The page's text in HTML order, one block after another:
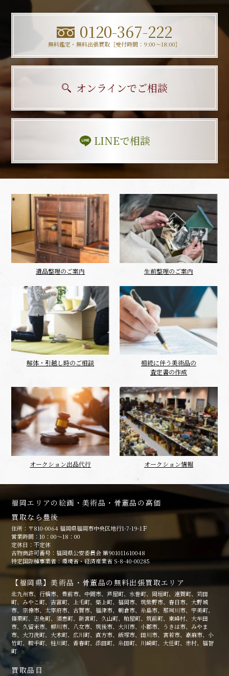
0120-367-222
無料鑑定・無料出張買取［受付時間：9:00〜18:00］
オンラインでご相談
LINEで相談
遺品整理のご案内 生前整理のご案内
解体・引越し時のご相談
相続に伴う美術品の
査定書の作成
オークション出品代行 オークション情報
福岡エリアの絵画・美術品・骨董品の高価
買取なら豊後
住所：〒810-0064 福岡県福岡市中央区地行1-7-19-1Ｆ
営業時間：10：00～18：00
定休日：不定休
古物商許可番号：福岡県公安委員会 第901011610048
特定国際種事業者：環境省・経済産業省 S-8-40-00285
【福岡県】美術品・骨董品の無料出張買取エリア
北九州市、行橋市、豊前市、中間市、芦屋町、水巻町、岡垣町、遠賀町、苅田
町、みやこ町、吉富町、上毛町、築上町、福岡市、筑紫野市、春日市、大野城
市、宗像市、太宰府市、古賀市、福津市、朝倉市、糸島市、那珂川市、宇美町、
篠栗町、志免町、須恵町、新宮町、久山町、粕屋町、筑前町、東峰村、大牟田
市、久留米市、柳川市、八女市、筑後市、大川市、小郡市、うきは市、みやま
市、大刀洗町、大木町、広川町、直方市、飯塚市、田川市、宮若市、嘉麻市、小
竹町、鞍手町、桂川町、香春町、添田町、糸田町、川崎町、大任町、赤村、福智
町
買取品目